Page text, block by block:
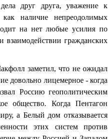
друг друга, уважение к
наличие непреодолимых
на нет любые усилия по
взаимодействии гражданских
заметил, что не ожидал
довольно лицемерное - когда
Россию геополитическим
общество. Когда Пентагон
а Белый дом отказывается
этих систем против